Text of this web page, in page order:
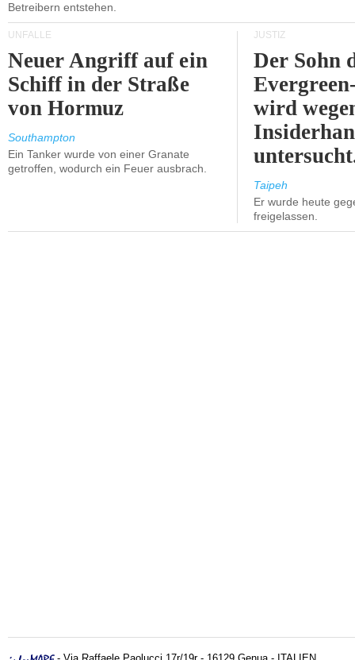
Betreibern entstehen.
UNFÄLLE
Neuer Angriff auf ein
Schiff in der Straße
von Hormuz
Southampton
Ein Tanker wurde von einer Granate
getroffen, wodurch ein Feuer ausbrach.
JUSTIZ
Der Sohn
wird
Taipeh
Er wurde heute
freigelassen.